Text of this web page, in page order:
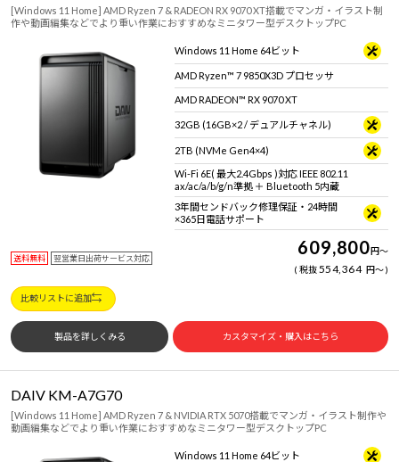
[Windows 11 Home] AMD Ryzen 7 & RADEON RX 9070 XT搭載でマンガ・イラスト制
作や動画編集などでより重い作業におすすめなミニタワー型デスクトップPC
Windows 11 Home 64ビット
AMD Ryzen™ 7 9850X3D プロセッサ
AMD RADEON™ RX 9070 XT
32GB (16GB×2 / デュアルチャネル)
2TB (NVMe Gen4×4)
Wi-Fi 6E( 最大2.4Gbps )対応 IEEE 802.11
ax/ac/a/b/g/n準拠 ＋ Bluetooth 5内蔵
3年間センドバック修理保証・24時間
×365日電話サポート
送料無料 翌営業日出荷サービス対応 609,800円～
税抜554,364 円～
比較リストに追加
製品を詳しくみる カスタマイズ・購入はこちら
DAIV KM-A7G70
[Windows 11 Home] AMD Ryzen 7 & NVIDIA RTX 5070搭載でマンガ・イラスト制作や
動画編集などでより重い作業におすすめなミニタワー型デスクトップPC
Windows 11 Home 64ビット